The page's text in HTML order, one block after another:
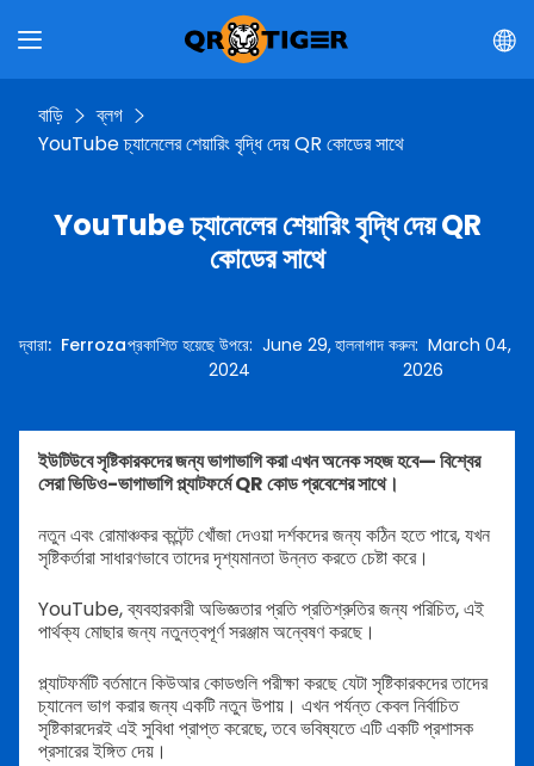
বাড়ি
ব্লগ
YouTube চ্যানেলের শেয়ারিং বৃদ্ধি দেয় QR কোডের সাথে
YouTube চ্যানেলের শেয়ারিং বৃদ্ধি দেয় QR
কোডের সাথে
দ্বারা: Ferrozaপ্রকাশিত হয়েছে উপরে: June 29,
2024
হালনাগাদ করুন:March 04,
2026
ইউটিউবে সৃষ্টিকারকদের জন্য ভাগাভাগি করা এখন অনেক সহজ হবে— বিশ্বের
সেরা ভিডিও-ভাগাভাগি প্ল্যাটফর্মে QR কোড প্রবেশের সাথে।
নতুন এবং রোমাঞ্চকর কন্টেন্ট খোঁজা দেওয়া দর্শকদের জন্য কঠিন হতে পারে, যখন
সৃষ্টিকর্তারা সাধারণভাবে তাদের দৃশ্যমানতা উন্নত করতে চেষ্টা করে।
YouTube, ব্যবহারকারী অভিজ্ঞতার প্রতি প্রতিশ্রুতির জন্য পরিচিত, এই
পার্থক্য মোছার জন্য নতুনত্বপূর্ণ সরঞ্জাম অন্বেষণ করছে।
প্ল্যাটফর্মটি বর্তমানে কিউআর কোডগুলি পরীক্ষা করছে যেটা সৃষ্টিকারকদের তাদের
চ্যানেল ভাগ করার জন্য একটি নতুন উপায়। এখন পর্যন্ত কেবল নির্বাচিত
সৃষ্টিকারদেরই এই সুবিধা প্রাপ্ত করেছে, তবে ভবিষ্যতে এটি একটি প্রশাসক
প্রসারের ইঙ্গিত দেয়।